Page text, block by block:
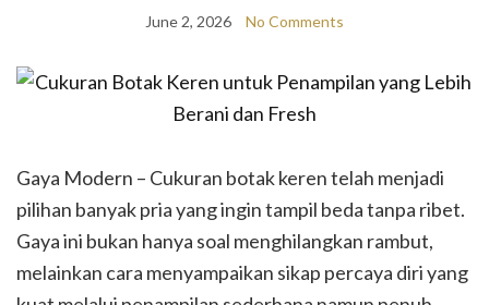
June 2, 2026 No Comments
Gaya Modern – Cukuran botak keren telah menjadi
pilihan banyak pria yang ingin tampil beda tanpa ribet.
Gaya ini bukan hanya soal menghilangkan rambut,
melainkan cara menyampaikan sikap percaya diri yang